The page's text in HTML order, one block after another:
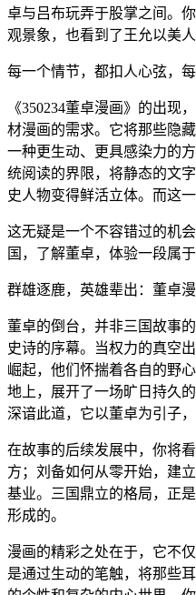
卓与吕布玩弄于股掌之间。
观景象，也看到了王允以美
每一个情节，都扣人心弦，
《350234董卓漫画》的出现
材漫画的需求。它将那些隐
一种更生动、更具感染力的
统阅读的界限，将静态的文
史人物变得鲜活立体。而这
这无疑是一个不容错过的机
国，了解董卓，体验一段属
群雄逐鹿，英雄辈出：董卓
董卓的倒台，并非三国故事
史诗的序幕。当权力的真空
崛起，他们怀揣着各自的野
地上，展开了一场旷日持久
深谙此道，它以董卓为引子
在故事的后续发展中，你将
方；刘备如何从零开始，建
基业。三国鼎立的格局，正
形成的。
漫画的精彩之处在于，它不
是通过生动的笔触，将那些